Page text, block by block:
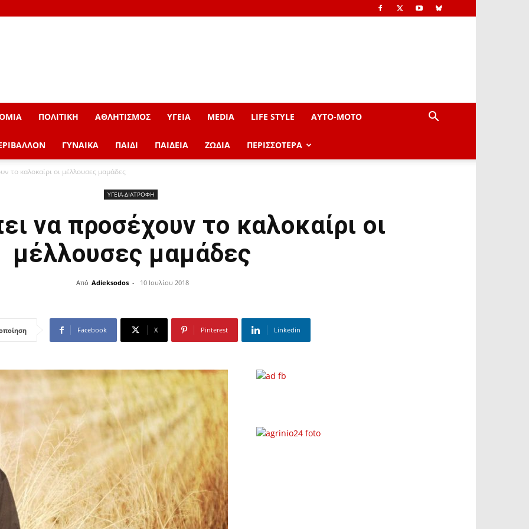
ΠΟΛΙΤΙΚΗ ΑΘΛΗΤΙΣΜΟΣ ΥΓΕΙΑ MEDIA LIFE STYLE AYTO-ΜOTO
ΓΥΝΑΙΚΑ ΠΑΙΔΙ ΠΑΙΔΕΙΑ ΖΩΔΙΑ ΠΕΡΙΣΣΟΤΕΡΑ
το καλοκαίρι οι μέλλουσες μαμάδες
ΥΓΕΙΑ-ΔΙΑΤΡΟΦΗ
να προσέχουν το καλοκαίρι οι
μέλλουσες μαμάδες
Από Adieksodos - 10 Ιουλίου 2018
Facebook X Pinterest Linkedin